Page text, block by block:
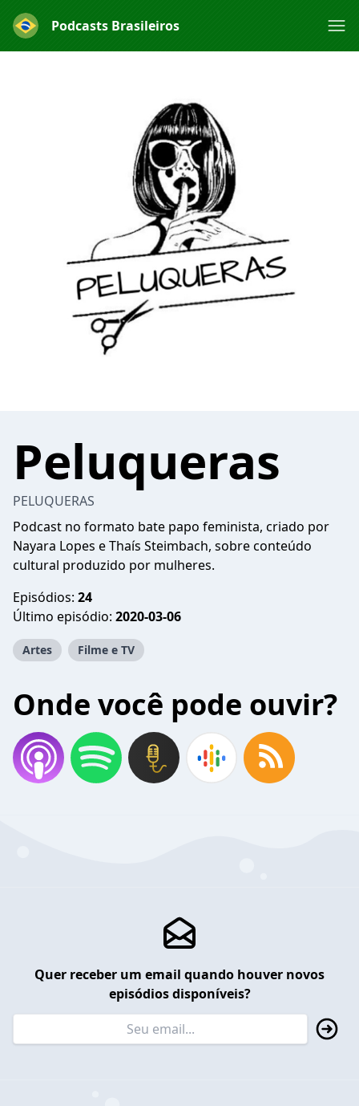
Podcasts Brasileiros
Peluqueras
PELUQUERAS
Podcast no formato bate papo feminista, criado por
Nayara Lopes e Thaís Steimbach, sobre conteúdo
cultural produzido por mulheres.
Episódios: 24
Último episódio: 2020-03-06
Artes Filme e TV
Onde você pode ouvir?
Quer receber um email quando houver novos
episódios disponíveis?